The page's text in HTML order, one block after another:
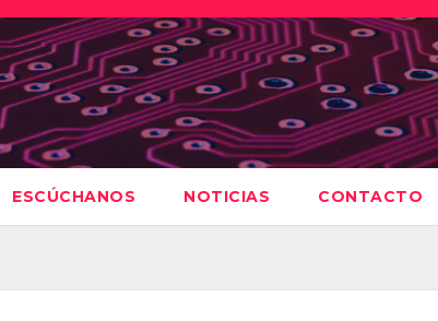
ESCÚCHANOS NOTICIAS CONTACTO